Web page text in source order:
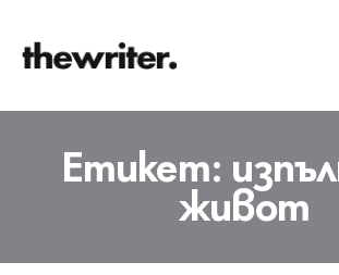
Етикет:
живот